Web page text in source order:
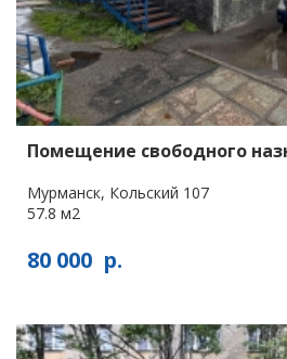
Помещение свободного
Мурманск, Кольский 107
57.8 м2
80 000 р.